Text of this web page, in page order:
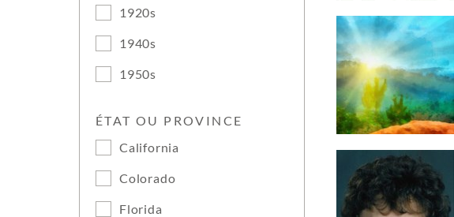
1920s
1940s
1950s
ÉTAT OU PROVINCE
California
Colorado
Florida